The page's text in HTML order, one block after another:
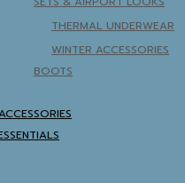
THERMAL UNDERWEAR
WINTER ACCESSORIES
BOOTS